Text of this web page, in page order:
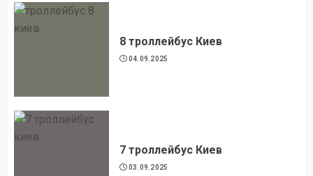
8 троллейбус Киев
04.09.2025
7 троллейбус Киев
03.09.2025